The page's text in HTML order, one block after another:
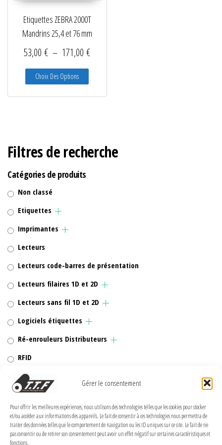
Gérer le consentement
Pour offrir les meilleures expériences, nous utilisons des technologies telles que les cookies pour stocker
et/ou accéder aux informations des appareils. Le fait de consentir à ces technologies nous permettra de
traiter des données telles que le comportement de navigation ou les ID uniques sur ce site. Le fait de ne
pas consentir ou de retirer son consentement peut avoir un effet négatif sur certaines caractéristiques et
fonctions.
Etiquettes ZEBRA 2000T
Mandrins 25,4 et 76 mm
53,00€ – 171,00€Plage de prix : 53,00 € à 171,00 €
Choix Des Options
Filtres de recherche
Catégories de produits
Non classé
Etiquettes
Imprimantes
Lecteurs
Lecteurs code-barres de présentation
Lecteurs filaires 1D et 2D
Lecteurs sans fil 1D et 2D
Logiciels étiquettes
Ré-enrouleurs Distributeurs
RFID
Rubans transfert thermique
Têtes d'impression